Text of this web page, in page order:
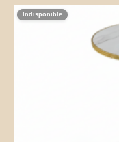
Indisponible